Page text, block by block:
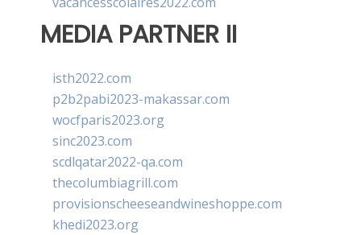
MEDIA PARTNER II
isth2022.com
p2b2pabi2023-makassar.com
wocfparis2023.org
sinc2023.com
scdlqatar2022-qa.com
thecolumbiagrill.com
provisionscheeseandwineshoppe.com
khedi2023.org